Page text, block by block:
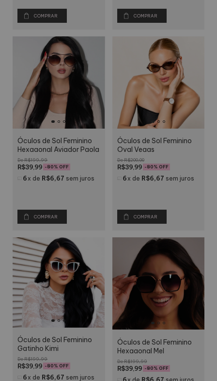
COMPRAR COMPRAR
Óculos de Sol Feminino
Hexagonal Aviador Paola
R$199,99
R$39,99 -80% OFF
6 x de R$6,67 sem juros
COMPRAR
Óculos de Sol Feminino
Oval Vegas
R$200,00
R$39,99 -80% OFF
6 x de R$6,67 sem juros
COMPRAR
Óculos de Sol Feminino
Gatinho Kimi
R$199,99
R$39,99 -80% OFF
6 x de R$6,67 sem juros
Óculos de Sol Feminino
Hexagonal Mel
R$199,99
R$39,99 -80% OFF